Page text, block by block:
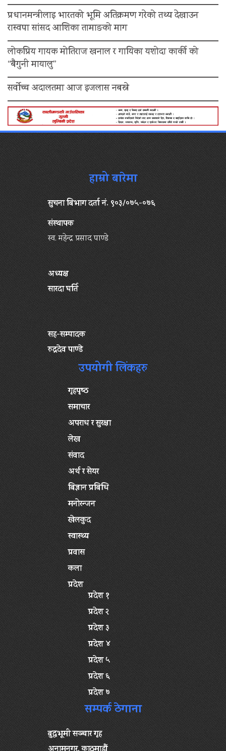
प्रधानमन्त्रीलाइ भारतको भूमि अतिक्रमण गरेको तथ्य देखाउन
रास्वपा सांसद आशिका तामाङको माग
लोकप्रिय गायक मोतिराज खनाल र गायिका यशोदा कार्की को
“बैगुनी मायालु”
सर्वोच्च अदालतमा आज इजलास नबस्ने
हाम्रो बारेमा
सुचना बिभाग दर्ता नं. ९०३/०७५-०७६
संस्थापक
स्व. महेन्द्र प्रसाद पाण्डे
अध्यक्ष
सारदा घर्ति
सह-सम्पादक
रुद्रदेव पाण्डे
उपयोगी लिंकहरु
गृहपृष्‍ठ
समाचार
अपराध र सुरक्षा
लेख
संवाद
अर्थ र सेयर
बिज्ञान प्रबिधि
मनोरन्जन
खेलकुद
स्वास्थ्य
प्रवास
कला
प्रदेश
प्रदेश १
प्रदेश २
प्रदेश ३
प्रदेश ४
प्रदेश ५
प्रदेश ६
प्रदेश ७
सम्पर्क ठेगाना
बुद्धभूमी सञ्चार गृह